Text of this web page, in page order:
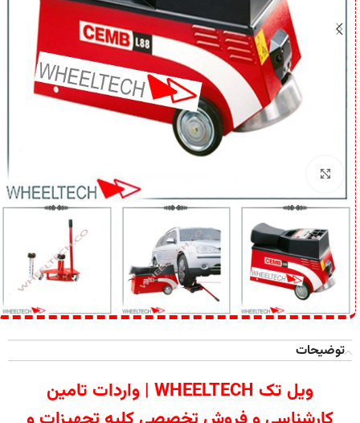
توضیحات
ویل تک WHEELTECH | واردات تامین